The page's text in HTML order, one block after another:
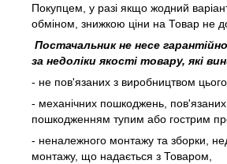
Покупцем, у разі якщо жодний
обміном, знижкою ціни на Товар не
Постачальник не несе
за недоліки якості товару, які
- не пов'язаних з виробництвом
- механічних пошкоджень,
пошкодженням тупим або гострим
- неналежного монтажу та зборки,
монтажу, що надається з Товаром,